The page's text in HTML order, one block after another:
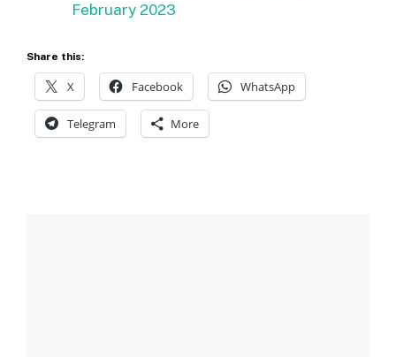
February 2023
Share this:
X Facebook WhatsApp
Telegram More